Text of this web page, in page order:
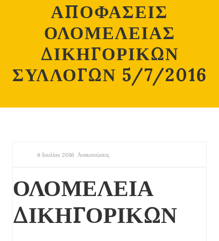
ΑΠΟΦΑΣΕΙΣ
ΟΛΟΜΕΛΕΙΑΣ
ΔΙΚΗΓΟΡΙΚΩΝ
ΣΥΛΛΟΓΩΝ 5/7/2016
6 Ιουλίου 2016 Ανακοινώσεις
ΟΛΟΜΕΛΕΙΑ
ΔΙΚΗΓΟΡΙΚΩΝ